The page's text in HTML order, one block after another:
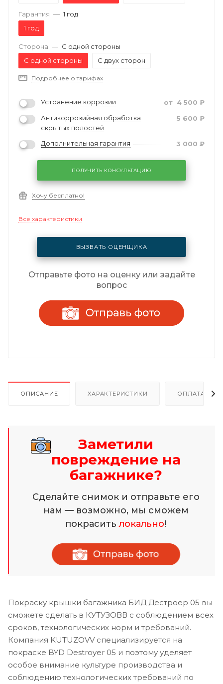
Гарантия — 1 год
1 год
Сторона — С одной стороны
С одной стороны
С двух сторон
Подробнее о тарифах
Устранение коррозии от 4 500 ₽
Антикоррозийная обработка
скрытых полостей
5 600 ₽
Дополнительная гарантия 3 000 ₽
ПОЛУЧИТЬ КОНСУЛЬТАЦИЮ
Хочу бесплатно!
Все характеристики
ВЫЗВАТЬ ОЦЕНЩИКА
Отправьте фото на оценку или задайте
вопрос
ОПИСАНИЕ ХАРАКТЕРИСТИКИ ОПЛАТА И
Заметили
повреждение на
багажнике?
Сделайте снимок и отправьте его
нам — возможно, мы сможем
покраситьлокально!
Покраску крышки багажника БИД Дестроер 05 вы
сможете сделать в КУТУЗОВВ с соблюдением всех
сроков, технологических норм и требований.
Компания KUTUZOVV специализируется на
покраске BYD Destroyer 05 и поэтому уделяет
особое внимание культуре производства и
соблюдению технологических требований по